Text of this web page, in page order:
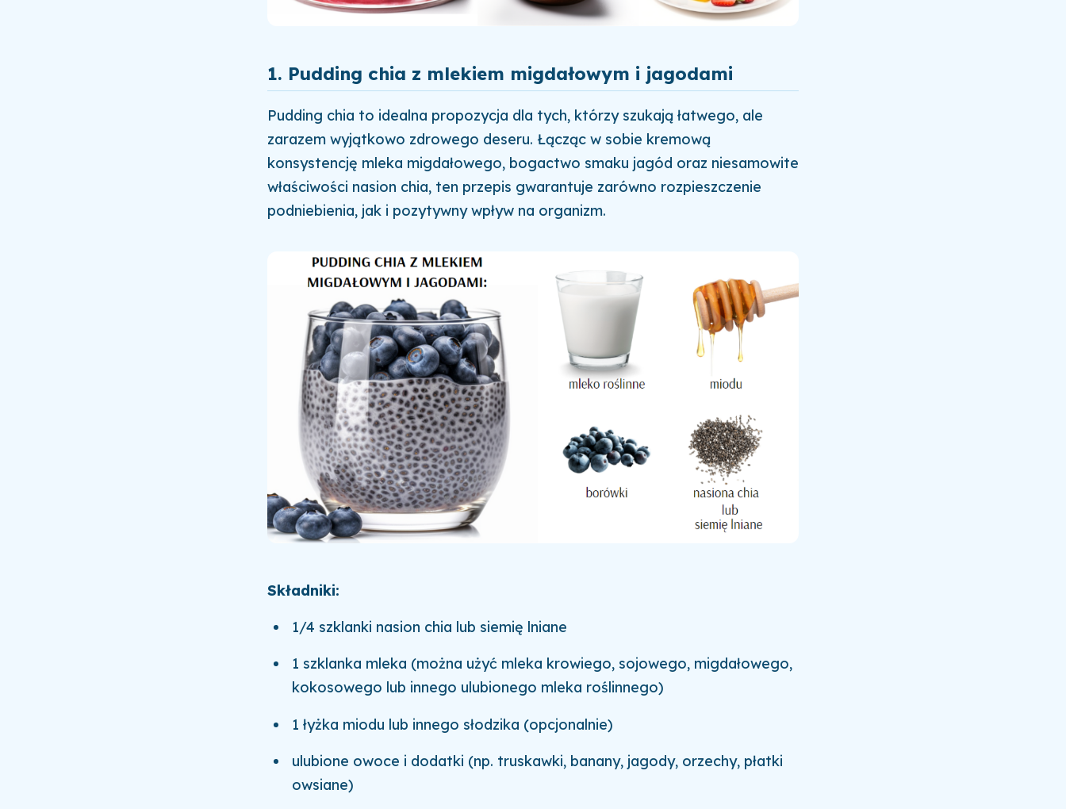
1. Pudding chia z mlekiem migdałowym i jagodami
Pudding chia to idealna propozycja dla tych, którzy szukają łatwego, ale
zarazem wyjątkowo zdrowego deseru. Łącząc w sobie kremową
konsystencję mleka migdałowego, bogactwo smaku jagód oraz niesamowite
właściwości nasion chia, ten przepis gwarantuje zarówno rozpieszczenie
podniebienia, jak i pozytywny wpływ na organizm.
Składniki:
1/4 szklanki nasion chia lub siemię lniane
1 szklanka mleka (można użyć mleka krowiego, sojowego, migdałowego,
kokosowego lub innego ulubionego mleka roślinnego)
1 łyżka miodu lub innego słodzika (opcjonalnie)
ulubione owoce i dodatki (np. truskawki, banany, jagody, orzechy, płatki
owsiane)